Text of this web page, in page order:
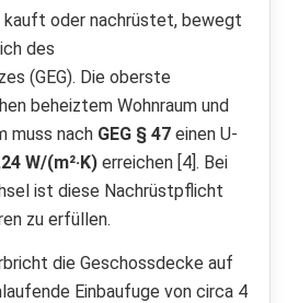
kauft oder nachrüstet, bewegt
des
(GEG). Die oberste
beheiztem Wohnraum und
muss nach GEG § 47 einen U-
W/(m²·K) erreichen [4]. Bei
ist diese Nachrüstpflicht
zu erfüllen.
die Geschossdecke auf
Einbaufuge von circa 4